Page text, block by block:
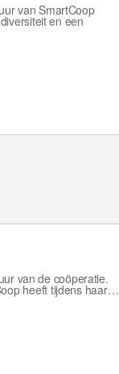
van SmartCoop
en een
van de coöperatie.
heeft tijdens haar…